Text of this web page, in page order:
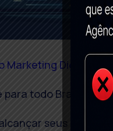
Marketing Digital E
para todo Brasil com
seus